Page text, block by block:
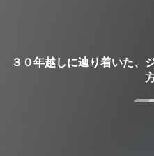
３０年越しに辿り着いた、